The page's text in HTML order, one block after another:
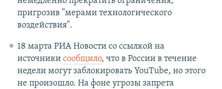
пригрозив "мерами технологического
воздействия".
18 марта РИА Новости со ссылкой на
источники сообщило, что в России в течение
недели могут заблокировать YouTube, но этого
не произошло. На фоне угрозы запрета